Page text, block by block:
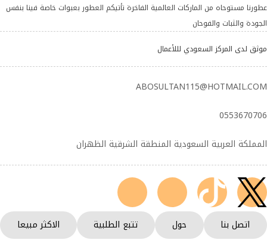
عطورنا مستوحاه من الماركات العالمية الفاخرة تأتيكم العطور بعبوات خاصة فينا بنفس
الجودة والثبات والفوحان
موثق لدى المركز السعودي لللأعمال
ABOSULTAN115@HOTMAIL.COM
0553670706
المملكة العربية السعودية المنطقة الشرقية الظهران
اتصل بنا حول تتبع الطلبية الاكثر مبيعا